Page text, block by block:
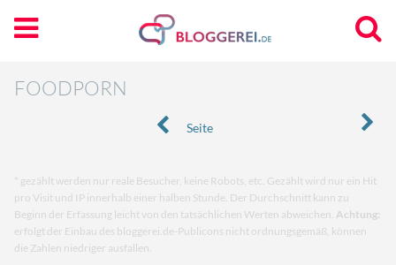
FOODPORN
Seite
* gezählt werden nur reale Besucher, keine Robots, etc. Gezählt wird nur ein Hit
pro Visit und IP innerhalb einer halben Stunde. Der Durchschnitt kann zu
Beginn der Erfassung leicht von den tatsächlichen Werten abweichen. Achtung:
erfolgt der Einbau des bloggerei.de-Publicons nicht ordnungsgemäß, können
die Zahlen niedriger ausfallen.